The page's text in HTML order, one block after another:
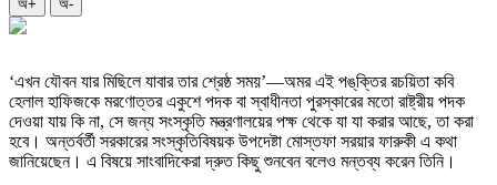
অ+ অ-
‘এখন যৌবন যার মিছিলে যাবার তার শ্রেষ্ঠ সময়’—অমর এই পঙ্‌ক্তির রচয়িতা কবি
হেলাল হাফিজকে মরণোত্তর একুশে পদক বা স্বাধীনতা পুরস্কারের মতো রাষ্ট্রীয় পদক
দেওয়া যায় কি না, সে জন্য সংস্কৃতি মন্ত্রণালয়ের পক্ষ থেকে যা যা করার আছে, তা করা
হবে। অন্তর্বর্তী সরকারের সংস্কৃতিবিষয়ক উপদেষ্টা মোস্তফা সরয়ার ফারুকী এ কথা
জানিয়েছেন। এ বিষয়ে সাংবাদিকেরা দ্রুত কিছু শুনবেন বলেও মন্তব্য করেন তিনি।